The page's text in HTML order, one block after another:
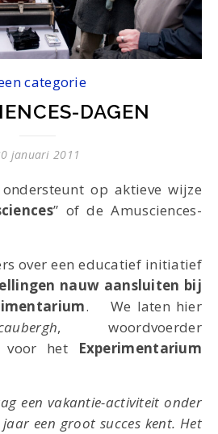
categorie
DAGEN
januari 2011
ondersteunt op aktieve wijze
” of de Amusciences-
over een educatief initiatief
nauw aansluiten bij
. We laten hier
, woordvoerder
voor het
Experimentarium
een vakantie-activiteit onder
een groot succes kent. Het